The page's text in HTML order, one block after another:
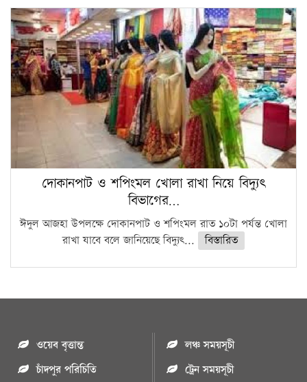
দোকানপাট ও শপিংমল খোলা রাখা নিয়ে বিদ্যুৎ
বিভাগের…
ঈদুল আজহা উপলক্ষে দোকানপাট ও শপিংমল রাত ১০টা পর্যন্ত খোলা
রাখা যাবে বলে জানিয়েছে বিদ্যুৎ...
বিস্তারিত
ওয়েব বৃত্তান্ত
চাঁদপুর পরিচিতি
লঞ্চ সময়সূচী
ট্রেন সময়সূচী